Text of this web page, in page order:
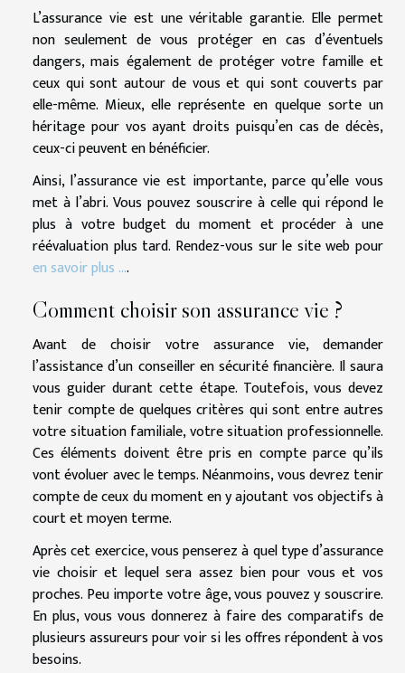
L’assurance vie est une véritable garantie. Elle permet
non seulement de vous protéger en cas d’éventuels
dangers, mais également de protéger votre famille et
ceux qui sont autour de vous et qui sont couverts par
elle-même. Mieux, elle représente en quelque sorte un
héritage pour vos ayant droits puisqu’en cas de décès,
ceux-ci peuvent en bénéficier.
Ainsi, l’assurance vie est importante, parce qu’elle vous
met à l’abri. Vous pouvez souscrire à celle qui répond le
plus à votre budget du moment et procéder à une
réévaluation plus tard. Rendez-vous sur le site web pour
en savoir plus ....
Comment choisir son assurance vie ?
Avant de choisir votre assurance vie, demander
l’assistance d’un conseiller en sécurité financière. Il saura
vous guider durant cette étape. Toutefois, vous devez
tenir compte de quelques critères qui sont entre autres
votre situation familiale, votre situation professionnelle.
Ces éléments doivent être pris en compte parce qu’ils
vont évoluer avec le temps. Néanmoins, vous devrez tenir
compte de ceux du moment en y ajoutant vos objectifs à
court et moyen terme.
Après cet exercice, vous penserez à quel type d’assurance
vie choisir et lequel sera assez bien pour vous et vos
proches. Peu importe votre âge, vous pouvez y souscrire.
En plus, vous vous donnerez à faire des comparatifs de
plusieurs assureurs pour voir si les offres répondent à vos
besoins.